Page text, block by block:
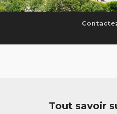
Tout savoir